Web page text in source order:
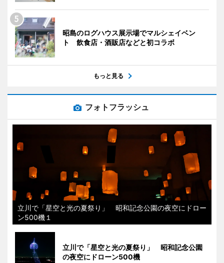
昭島のログハウス展示場でマルシェイベン
ト 飲食店・酒販店などと初コラボ
もっと見る
フォトフラッシュ
立川で「星空と光の夏祭り」 昭和記念公園の夜空にドロー
ン500機１
立川で「星空と光の夏祭り」 昭和記念公園
の夜空にドローン500機